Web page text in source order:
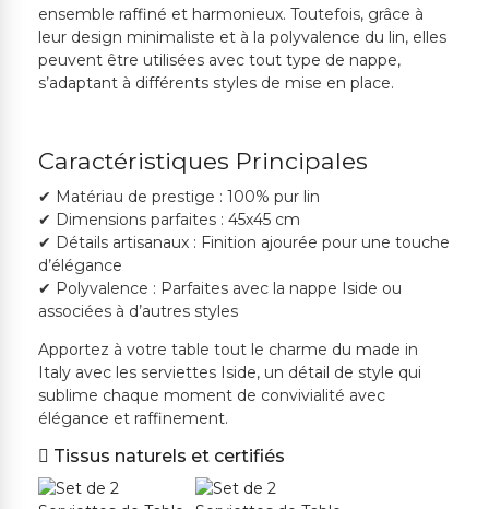
ensemble raffiné et harmonieux. Toutefois, grâce à
leur design minimaliste et à la polyvalence du lin, elles
peuvent être utilisées avec tout type de nappe,
s’adaptant à différents styles de mise en place.
Caractéristiques Principales
✔ Matériau de prestige : 100% pur lin
✔ Dimensions parfaites : 45x45 cm
✔ Détails artisanaux : Finition ajourée pour une touche
d’élégance
✔ Polyvalence : Parfaites avec la nappe Iside ou
associées à d’autres styles
Apportez à votre table tout le charme du made in
Italy avec les serviettes Iside, un détail de style qui
sublime chaque moment de convivialité avec
élégance et raffinement.
Tissus naturels et certifiés